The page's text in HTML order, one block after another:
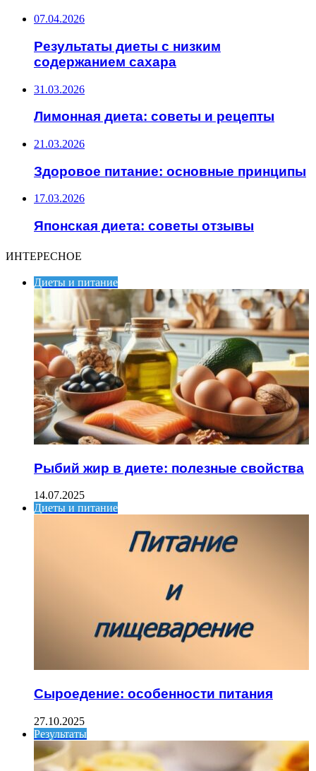
07.04.2026
Результаты диеты с низким
содержанием сахара
31.03.2026
Лимонная диета: советы и рецепты
21.03.2026
Здоровое питание: основные принципы
17.03.2026
Японская диета: советы отзывы
ИНТЕРЕСНОЕ
Диеты и питание
Рыбий жир в диете: полезные свойства
14.07.2025
Диеты и питание
Сыроедение: особенности питания
27.10.2025
Результаты